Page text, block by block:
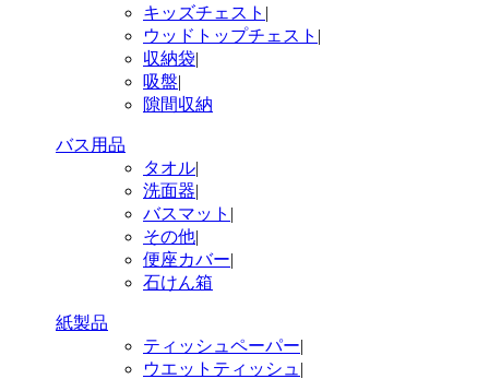
キッズチェスト |
ウッドトップチェスト |
収納袋|
吸盤|
隙間収納
バス用品
タオル|
洗面器|
バスマット |
その他|
便座カバー|
石けん箱
紙製品
ティッシュペーパー|
ウエットティッシュ |